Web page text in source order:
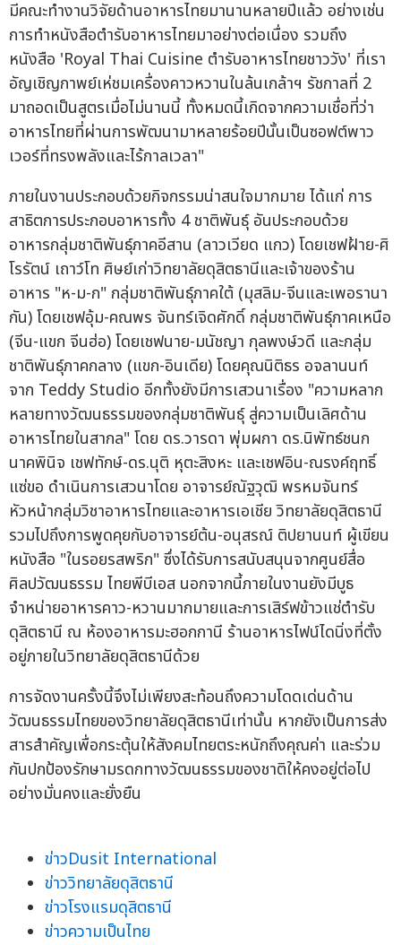
มีคณะทำงานวิจัยด้านอาหารไทยมานานหลายปีแล้ว อย่างเช่น
การทำหนังสือตำรับอาหารไทยมาอย่างต่อเนื่อง รวมถึง
หนังสือ 'Royal Thai Cuisine ตำรับอาหารไทยชาววัง' ที่เรา
อัญเชิญกาพย์เห่ชมเครื่องคาวหวานในล้นเกล้าฯ รัชกาลที่ 2
มาถอดเป็นสูตรเมื่อไม่นานนี้ ทั้งหมดนี้เกิดจากความเชื่อที่ว่า
อาหารไทยที่ผ่านการพัฒนามาหลายร้อยปีนั้นเป็นซอฟต์พาว
เวอร์ที่ทรงพลังและไร้กาลเวลา"
ภายในงานประกอบด้วยกิจกรรมน่าสนใจมากมาย ได้แก่ การ
สาธิตการประกอบอาหารทั้ง 4 ชาติพันธุ์ อันประกอบด้วย
อาหารกลุ่มชาติพันธุ์ภาคอีสาน (ลาวเวียด แกว) โดยเชฟฝ้าย-ศิ
โรรัตน์ เถาว์โท ศิษย์เก่าวิทยาลัยดุสิตธานีและเจ้าของร้าน
อาหาร "ห-ม-ก" กลุ่มชาติพันธุ์ภาคใต้ (มุสลิม-จีนและเพอรานา
กัน) โดยเชฟอุ้ม-คณพร จันทร์เจิดศักดิ์ กลุ่มชาติพันธุ์ภาคเหนือ
(จีน-แขก จีนฮ่อ) โดยเชฟนาย-มนัชญา กุลพงษ์วดี และกลุ่ม
ชาติพันธุ์ภาคกลาง (แขก-อินเดีย) โดยคุณนิติธร อจลานนท์
จาก Teddy Studio อีกทั้งยังมีการเสวนาเรื่อง "ความหลาก
หลายทางวัฒนธรรมของกลุ่มชาติพันธุ์ สู่ความเป็นเลิศด้าน
อาหารไทยในสากล" โดย ดร.วารดา พุ่มผกา ดร.นิพัทธ์ชนก
นาคพินิจ เชฟทักษ์-ดร.นุติ หุตะสิงหะ และเชฟอิน-ณรงค์ฤทธิ์
แซ่ขอ ดำเนินการเสวนาโดย อาจารย์ณัฐวุฒิ พรหมจันทร์
หัวหน้ากลุ่มวิชาอาหารไทยและอาหารเอเชีย วิทยาลัยดุสิตธานี
รวมไปถึงการพูดคุยกับอาจารย์ต้น-อนุสรณ์ ติปยานนท์ ผู้เขียน
หนังสือ "ในรอยรสพริก" ซึ่งได้รับการสนับสนุนจากศูนย์สื่อ
ศิลปวัฒนธรรม ไทยพีบีเอส นอกจากนี้ภายในงานยังมีบูธ
จำหน่ายอาหารคาว-หวานมากมายและการเสิร์ฟข้าวแช่ตำรับ
ดุสิตธานี ณ ห้องอาหารมะฮอกกานี ร้านอาหารไฟน์ไดนิ่งที่ตั้ง
อยู่ภายในวิทยาลัยดุสิตธานีด้วย
การจัดงานครั้งนี้จึงไม่เพียงสะท้อนถึงความโดดเด่นด้าน
วัฒนธรรมไทยของวิทยาลัยดุสิตธานีเท่านั้น หากยังเป็นการส่ง
สารสำคัญเพื่อกระตุ้นให้สังคมไทยตระหนักถึงคุณค่า และร่วม
กันปกป้องรักษามรดกทางวัฒนธรรมของชาติให้คงอยู่ต่อไป
อย่างมั่นคงและยั่งยืน
ข่าวDusit International
ข่าววิทยาลัยดุสิตธานี
ข่าวโรงแรมดุสิตธานี
ข่าวความเป็นไทย